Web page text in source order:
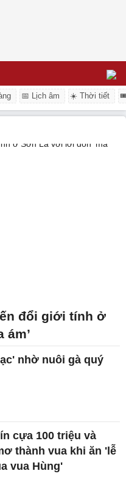
📅 Lịch âm ☀️ Thời tiết
đổi giới tính ở
ám’
nhờ nuôi gà quý
cựa 100 triệu và
thành vua khi ăn 'lễ
vua Hùng'